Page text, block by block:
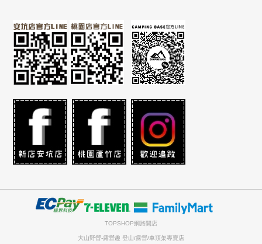
TOPSHOP網路開店
大山野營-露營趣 登山/露營/車頂架專賣店